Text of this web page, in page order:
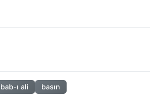
bab-ı ali basın